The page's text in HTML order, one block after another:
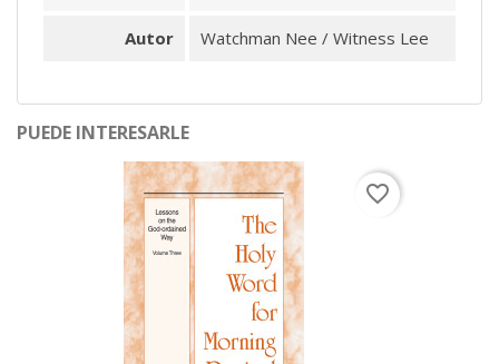
Autor Watchman Nee / Witness Lee
PUEDE INTERESARLE
favorite_border